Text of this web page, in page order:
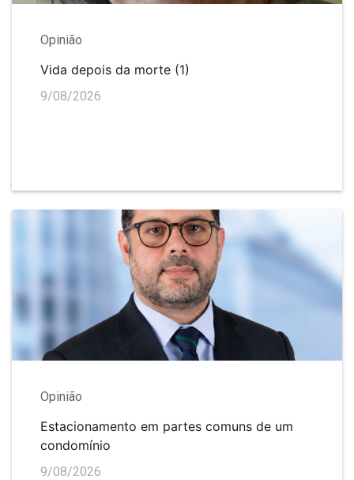
Opinião
Vida depois da morte (1)
9/08/2026
Opinião
Estacionamento em partes comuns de um
condomínio
9/08/2026